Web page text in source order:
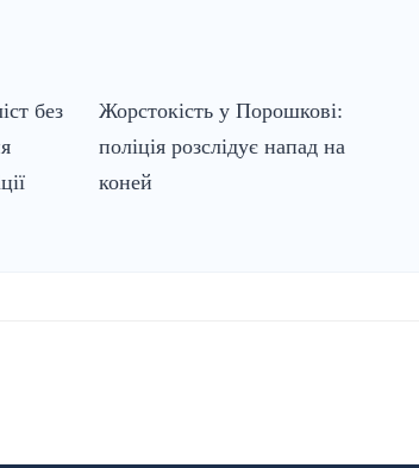
без
Жорстокість у Порошкові:
поліція розслідує напад на
коней